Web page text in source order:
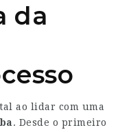
da
ao lidar com uma
. Desde o primeiro